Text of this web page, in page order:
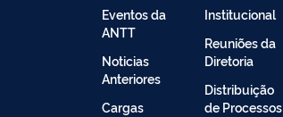
Eventos da
ANTT
Noticias
Anteriores
Cargas
Institucional
Reuniões da
Diretoria
Distribuição
de Processos